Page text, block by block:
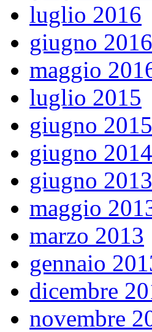
luglio 2016
giugno 2016
maggio
luglio 2015
giugno 2015
giugno 2014
giugno 2013
maggio
marzo 2013
gennaio
dicembre
novembre